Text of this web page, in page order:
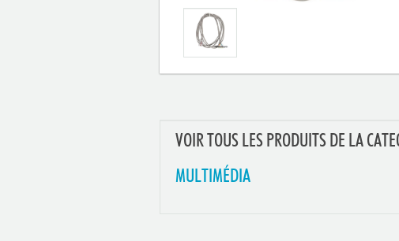
VOIR TOUS LES PRODUITS DE LA
MULTIMÉDIA